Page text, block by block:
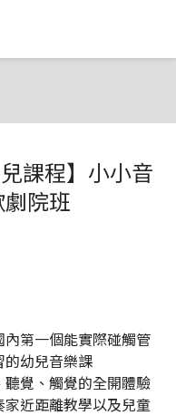
課程】小小音
院班
內第一個能實際碰觸管
的幼兒音樂課
聽覺、觸覺的全開體驗
家近距離教學以及兒童